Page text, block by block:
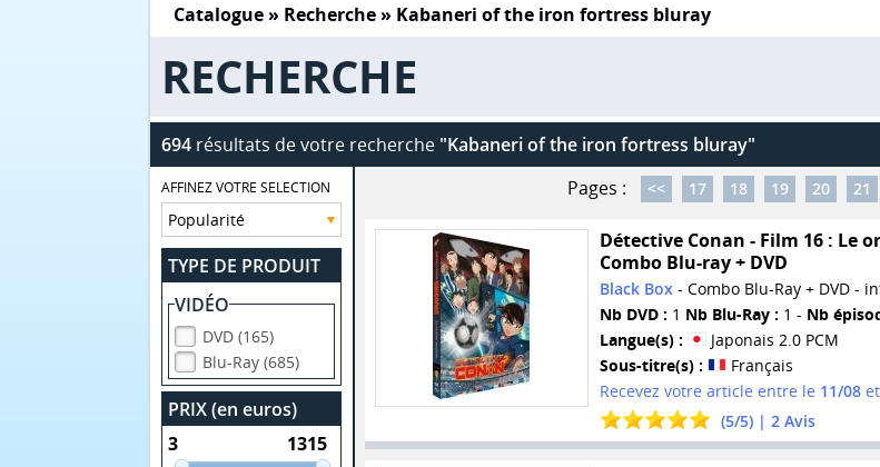
Catalogue» Recherche » Kabaneri of the iron fortress bluray
RECHERCHE
694résultats de votre recherche "Kabaneri of the iron fortress bluray"
AFFINEZ VOTRE SELECTION
TYPE DE PRODUIT
VIDÉO
DVD (165)
Blu-Ray (685)
PRIX (en euros)
Pages : << 17 18 19 20 21
Détective Conan - Film 16 : Le
Combo Blu-ray + DVD
Black Box- Combo Blu-Ray + DVD -
Nb DVD : 1 Nb Blu-Ray : 1 - Nb
Langue(s) :
Japonais 2.0 PCM
Sous-titre(s) :
Français
Recevez votre article entre le 11/08
(5/5) | 2Avis